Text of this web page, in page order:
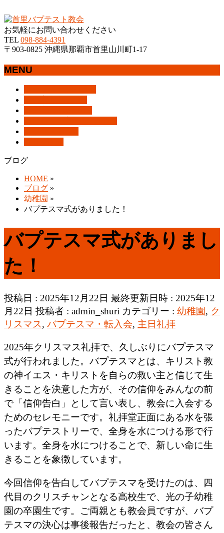
お気軽にお問い合わせください
TEL 098-884-4391
〒903-0825 沖縄県那覇市首里山川町1-17
MENU
す
ブログ
HOME »
ブログ »
幼稚園 »
バプテスマ式がありました！
バプテスマ式がありまし
た！
投稿日 : 2025年12月22日 最終更新日時 : 2025年12
月22日 投稿者 : admin_shuri カテゴリー : 幼稚園, ク
リスマス, バプテスマ・転入会, 主日礼拝
2025年クリスマス礼拝で、久しぶりにバプテスマ
式が行われました。バプテスマとは、キリスト教
の神イエス・キリストを自らの救い主と信じて生
きることを決意した方が、その信仰をみんなの前
で「信仰告白」として言い表し、教会に入会する
ためのセレモニーです。礼拝堂正面にある水を張
ったバプテストリーで、全身を水につける形で行
います。全身を水につけることで、新しい命に生
きることを象徴しています。
今回信仰を告白してバプテスマを受けたのは、四
代目のクリスチャンとなる高校生で、光の子幼稚
園の卒園生です。ご両親とも教会員ですが、バプ
テスマの決心は事後報告だったと、教会の皆さん